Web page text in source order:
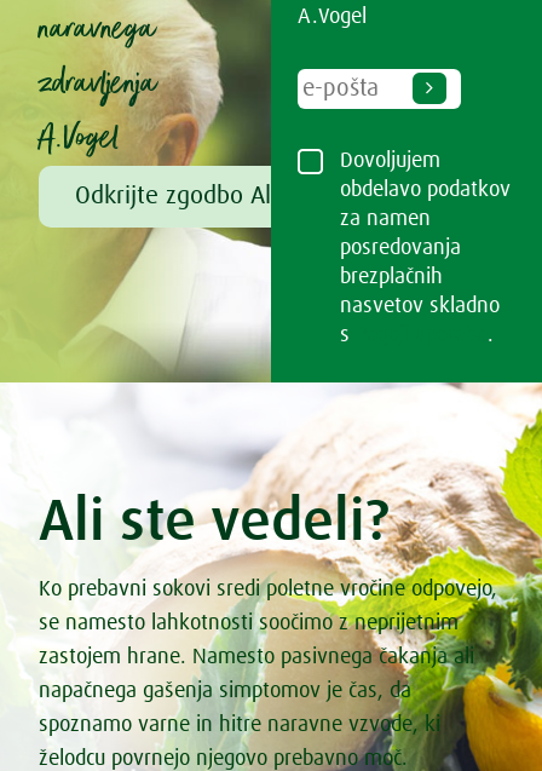
naravnega
zdravljenja
A.Vogel
Odkrijte zgodbo Alfreda Vogla
A.Vogel
Dovoljujem
obdelavo podatkov
za namen
posredovanja
brezplačnih
nasvetov skladno
s
.
Ali ste vedeli?
Ko prebavni sokovi sredi poletne vročine odpovejo,
se namesto lahkotnosti soočimo z neprijetnim
zastojem hrane. Namesto pasivnega čakanja ali
napačnega gašenja simptomov je čas, da
spoznamo varne in hitre naravne vzvode, ki
želodcu povrnejo njegovo prebavno moč.